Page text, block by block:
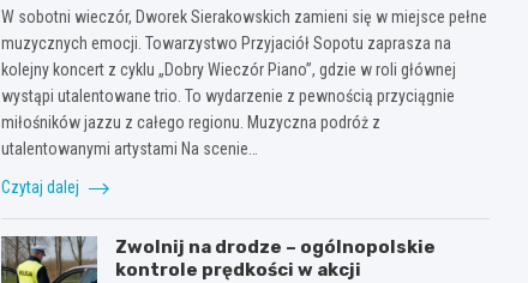
W sobotni wieczór, Dworek Sierakowskich zamieni się w miejsce pełne
muzycznych emocji. Towarzystwo Przyjaciół Sopotu zaprasza na
kolejny koncert z cyklu „Dobry Wieczór Piano”, gdzie w roli głównej
wystąpi utalentowane trio. To wydarzenie z pewnością przyciągnie
miłośników jazzu z całego regionu. Muzyczna podróż z
utalentowanymi artystami Na scenie…
Czytaj dalej
Zwolnij na drodze – ogólnopolskie
kontrole prędkości w akcji